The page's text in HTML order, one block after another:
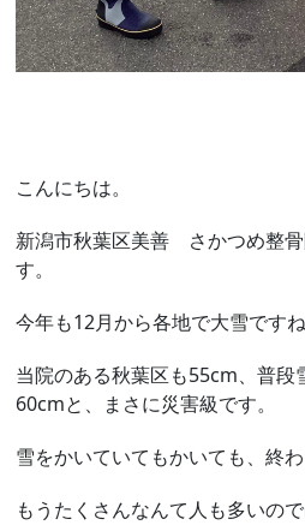
こんにちは。
新潟市秋葉区美善 さかつめ整
す。
今年も12月から各地で大雪ですね
当院のある秋葉区も55cm、普段
60cmと、まさに災害級です。
雪をかいていてもかいても、終わ
もうたくさんなんて人も多いの